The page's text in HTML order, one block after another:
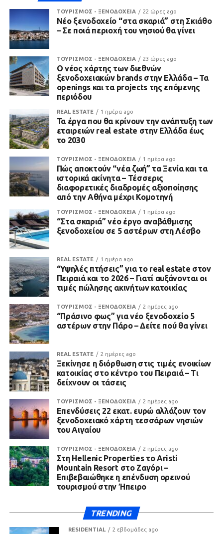
ΤΟΥΡΙΣΜΟΣ - ΞΕΝΟΔΟΧΕΙΑ 22 ώρες ago
Νέο ξενοδοχείο “στα σκαριά” στη Σκιάθο
– Σε ποιά περιοχή του νησιού θα γίνει
ΤΟΥΡΙΣΜΟΣ - ΞΕΝΟΔΟΧΕΙΑ 23 ώρες ago
Ο νέος χάρτης των διεθνών
ξενοδοχειακών brands στην Ελλάδα – Τα
openings και τα projects της επόμενης
περιόδου
REAL ESTATE 1 ημέρα ago
Τα έργα που θα κρίνουν την ανάπτυξη των
εταιρειών real estate στην Ελλάδα έως
το 2030
ΤΟΥΡΙΣΜΟΣ - ΞΕΝΟΔΟΧΕΙΑ 1 ημέρα ago
Πώς αποκτούν “νέα ζωή” τα Ξενία και τα
ιστορικά ακίνητα – Τέσσερις
διαφορετικές διαδρομές αξιοποίησης
από την Αθήνα μέχρι Κομοτηνή
ΤΟΥΡΙΣΜΟΣ - ΞΕΝΟΔΟΧΕΙΑ 1 ημέρα ago
“Στα σκαριά” νέο έργο αναβάθμισης
ξενοδοχείου σε 5 αστέρων στη Λέσβο
REAL ESTATE 1 ημέρα ago
“Υψηλές πτήσεις” για το real estate στον
Πειραιά και το 2026 – Γιατί αυξάνονται οι
τιμές πώλησης ακινήτων κατοικίας
ΤΟΥΡΙΣΜΟΣ - ΞΕΝΟΔΟΧΕΙΑ 2 ημέρες ago
“Πράσινο φως” για νέο ξενοδοχείο 5
αστέρων στην Πάρο – Δείτε πού θα γίνει
REAL ESTATE 2 ημέρες ago
Ξεκίνησε η διόρθωση στις τιμές ενοικίων
κατοικίας στο κέντρο του Πειραιά – Τι
δείχνουν οι τάσεις
ΤΟΥΡΙΣΜΟΣ - ΞΕΝΟΔΟΧΕΙΑ 2 ημέρες ago
Επενδύσεις 22 εκατ. ευρώ αλλάζουν τον
ξενοδοχειακό χάρτη τεσσάρων νησιών
του Αιγαίου
ΤΟΥΡΙΣΜΟΣ - ΞΕΝΟΔΟΧΕΙΑ 2 ημέρες ago
Στη Hellenic Properties το Aristi
Mountain Resort στο Ζαγόρι –
Επιβεβαιώθηκε η επένδυση ορεινού
τουρισμού στην Ήπειρο
TRENDING
RESIDENTIAL 2 εβδομάδες ago